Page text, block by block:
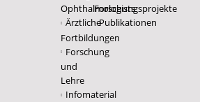
Ophthalmologists
Ärztliche
Fortbildungen
Forschung
und
Lehre
Infomaterial
Forschungsprojekte
Publikationen